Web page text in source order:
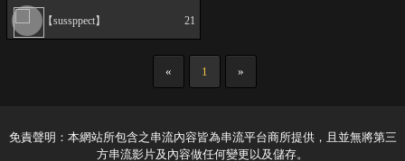
【sussppect】 21
« 1 »
免責聲明：本網站所包含之串流內容皆為串流平台商所提供，且並無將第三
方串流影片及內容做任何變更以及儲存。